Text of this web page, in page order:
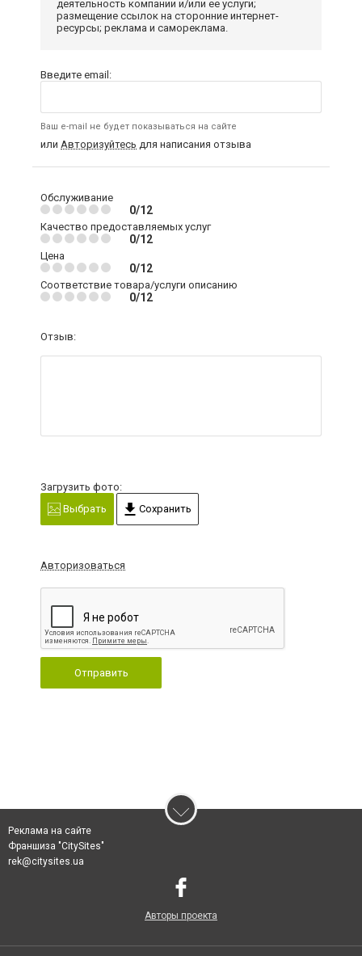
деятельность компании и/или ее услуги;
размещение ссылок на сторонние интернет-
ресурсы; реклама и самореклама.
Введите email:
Ваш e-mail не будет показываться на сайте
или Авторизуйтесь для написания отзыва
Обслуживание
0/12
Качество предоставляемых услуг
0/12
Цена
0/12
Соответствие товара/услуги описанию
0/12
Отзыв:
Загрузить фото:
Выбрать
Сохранить
Авторизоваться
Отправить
Реклама на сайте
Франшиза "CitySites"
rek@citysites.ua
Авторы проекта